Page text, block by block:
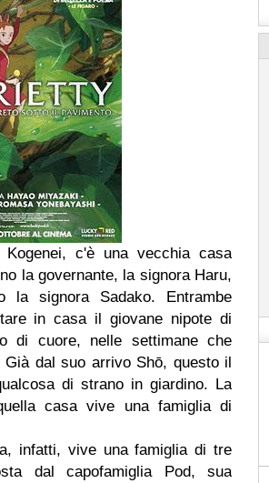
c'è una vecchia casa
la governante, la signora Haru,
signora Sadako. Entrambe
in casa il giovane nipote di
di cuore, nelle settimane che
dal suo arrivo Shō, questo il
di strano in giardino. La
casa vive una famiglia di
infatti, vive una famiglia di tre
dal capofamiglia Pod, sua